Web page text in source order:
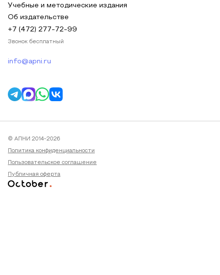
Учебные и методические издания
Об издательстве
+7 (472) 277-72-99
Звонок бесплатный
info@apni.ru
© АПНИ 2014-2026
Политика конфиденциальности
Пользовательское соглашение
Публичная оферта